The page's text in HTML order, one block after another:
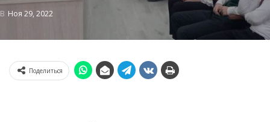
В Ноя 29, 2022
Поделиться